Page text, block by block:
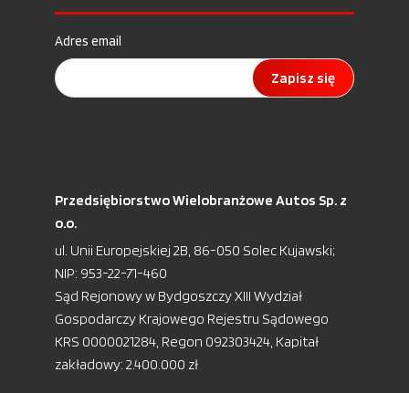
Adres email
Zapisz się
Przedsiębiorstwo Wielobranżowe Autos Sp. z
o.o.
ul. Unii Europejskiej 2B, 86-050 Solec Kujawski;
NIP: 953-22-71-460
Sąd Rejonowy w Bydgoszczy XIII Wydział
Gospodarczy Krajowego Rejestru Sądowego
KRS 0000021284, Regon 092303424, Kapitał
zakładowy: 2.400.000 zł